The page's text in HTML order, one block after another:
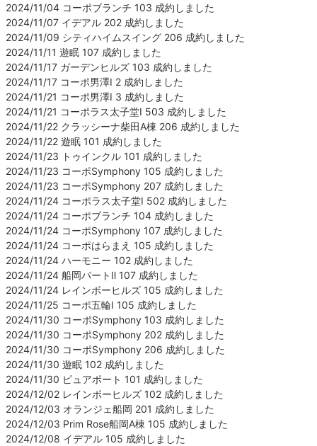
2024/11/04 コーポブランチ 103 成約しました
2024/11/07 イデアル 202 成約しました
2024/11/09 シティハイムスイング 206 成約しました
2024/11/11 遊眠 107 成約しました
2024/11/17 ガーデンヒルズ 103 成約しました
2024/11/17 コーポ男澤Ⅰ 2 成約しました
2024/11/21 コーポ男澤Ⅰ 3 成約しました
2024/11/21 コーポラス太子堂Ⅰ 503 成約しました
2024/11/22 クラッシーナ柴田A棟 206 成約しました
2024/11/22 遊眠 101 成約しました
2024/11/23 トゥインクル 101 成約しました
2024/11/23 コーポSymphony 105 成約しました
2024/11/23 コーポSymphony 207 成約しました
2024/11/24 コーポラス太子堂Ⅰ 502 成約しました
2024/11/24 コーポブランチ 104 成約しました
2024/11/24 コーポSymphony 107 成約しました
2024/11/24 コーポはらまえ 105 成約しました
2024/11/24 ハーモニー 102 成約しました
2024/11/24 船岡パートⅡ 107 成約しました
2024/11/24 レインボーヒルズ 105 成約しました
2024/11/25 コーポ五輪Ⅰ 105 成約しました
2024/11/30 コーポSymphony 103 成約しました
2024/11/30 コーポSymphony 202 成約しました
2024/11/30 コーポSymphony 206 成約しました
2024/11/30 遊眠 102 成約しました
2024/11/30 ピュアポート 101 成約しました
2024/12/02 レインボーヒルズ 102 成約しました
2024/12/03 オランジェ船岡 201 成約しました
2024/12/03 Prim Rose船岡A棟 105 成約しました
2024/12/08 イデアル 105 成約しました